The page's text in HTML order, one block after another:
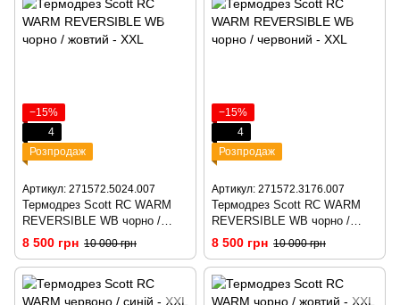
−15%
4
Розпродаж
Артикул: 271572.5024.007
Термодрез Scott RC WARM
REVERSIBLE WB чорно /
жовтий - M
8 500 грн 10 000 грн
−15%
4
Розпродаж
Артикул: 271572.3176.007
Термодрез Scott RC WARM
REVERSIBLE WB чорно /
червоний - M
8 500 грн 10 000 грн